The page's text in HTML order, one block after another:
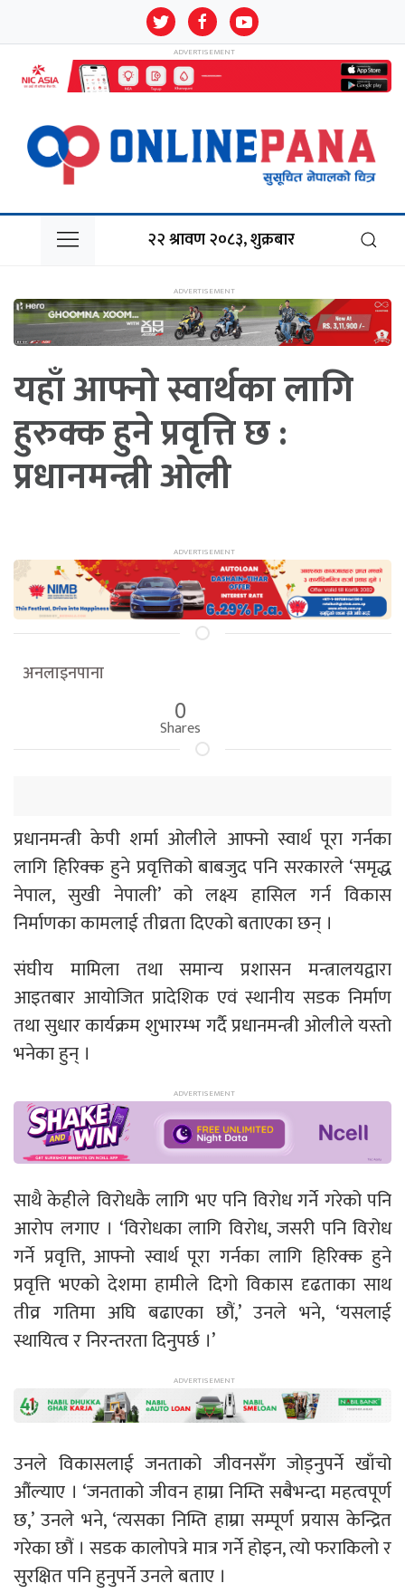
२२ श्रावण २०८३, शुक्रबार
यहाँ आफ्नो स्वार्थका लागि
हुरुक्क हुने प्रवृत्ति छ :
प्रधानमन्त्री ओली
अनलाइनपाना
0
Shares
प्रधानमन्त्री केपी शर्मा ओलीले आफ्नो स्वार्थ पूरा गर्नका
लागि हिरिक्क हुने प्रवृत्तिको बाबजुद पनि सरकारले ‘समृद्ध
नेपाल, सुखी नेपाली’ को लक्ष्य हासिल गर्न विकास
निर्माणका कामलाई तीव्रता दिएको बताएका छन् ।
संघीय मामिला तथा समान्य प्रशासन मन्त्रालयद्वारा
आइतबार आयोजित प्रादेशिक एवं स्थानीय सडक निर्माण
तथा सुधार कार्यक्रम शुभारम्भ गर्दै प्रधानमन्त्री ओलीले यस्तो
भनेका हुन् ।
साथै केहीले विरोधकै लागि भए पनि विरोध गर्ने गरेको पनि
आरोप लगाए । ‘विरोधका लागि विरोध, जसरी पनि विरोध
गर्ने प्रवृत्ति, आफ्नो स्वार्थ पूरा गर्नका लागि हिरिक्क हुने
प्रवृत्ति भएको देशमा हामीले दिगो विकास दृढताका साथ
तीव्र गतिमा अघि बढाएका छौं,’ उनले भने, ‘यसलाई
स्थायित्व र निरन्तरता दिनुपर्छ ।’
उनले विकासलाई जनताको जीवनसँग जोड्नुपर्ने खाँचो
औंल्याए । ‘जनताको जीवन हाम्रा निम्ति सबैभन्दा महत्वपूर्ण
छ,’ उनले भने, ‘त्यसका निम्ति हाम्रा सम्पूर्ण प्रयास केन्द्रित
गरेका छौं । सडक कालोपत्रे मात्र गर्ने होइन, त्यो फराकिलो र
सुरक्षित पनि हुनुपर्ने उनले बताए ।